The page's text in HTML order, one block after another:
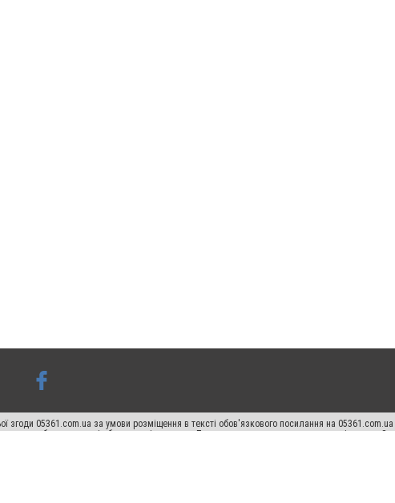
згоди 05361.com.ua за умови розміщення в тексті обов'язкового посилання на
абзацу в тексті або в якості джерела. Порушення виняткових прав переслідується